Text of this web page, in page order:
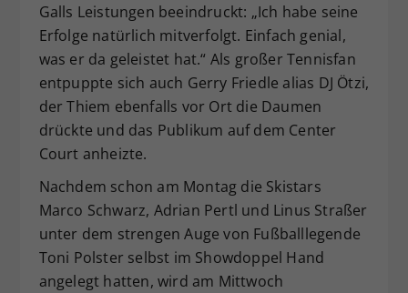
Galls Leistungen beeindruckt: „Ich habe seine
Erfolge natürlich mitverfolgt. Einfach genial,
was er da geleistet hat.“ Als großer Tennisfan
entpuppte sich auch Gerry Friedle alias DJ Ötzi,
der Thiem ebenfalls vor Ort die Daumen
drückte und das Publikum auf dem Center
Court anheizte.
Nachdem schon am Montag die Skistars
Marco Schwarz, Adrian Pertl und Linus Straßer
unter dem strengen Auge von Fußballlegende
Toni Polster selbst im Showdoppel Hand
angelegt hatten, wird am Mittwoch